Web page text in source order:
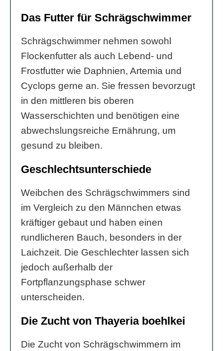
Das Futter für Schrägschwimmer
Schrägschwimmer nehmen sowohl
Flockenfutter als auch Lebend- und
Frostfutter wie Daphnien, Artemia und
Cyclops gerne an. Sie fressen bevorzugt
in den mittleren bis oberen
Wasserschichten und benötigen eine
abwechslungsreiche Ernährung, um
gesund zu bleiben.
Geschlechtsunterschiede
Weibchen des Schrägschwimmers sind
im Vergleich zu den Männchen etwas
kräftiger gebaut und haben einen
rundlicheren Bauch, besonders in der
Laichzeit. Die Geschlechter lassen sich
jedoch außerhalb der
Fortpflanzungsphase schwer
unterscheiden.
Die Zucht von Thayeria boehlkei
Die Zucht von Schrägschwimmern im